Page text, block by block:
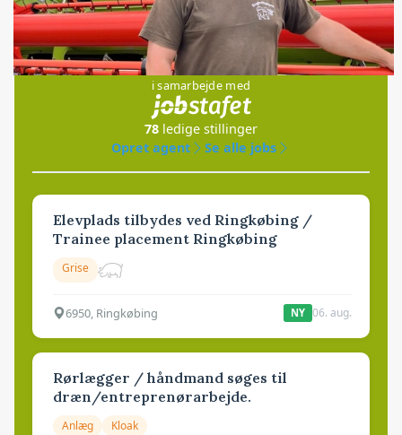
Jobs
i samarbejde med
78 ledige stillinger
Opret agent
Se alle jobs
Elevplads tilbydes ved Ringkøbing /
Trainee placement Ringkøbing
Grise
6950, Ringkøbing NY 06. aug.
Rørlægger / håndmand søges til
dræn/entreprenørarbejde.
Anlæg Kloak